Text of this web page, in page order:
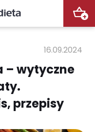
+
16.09.2024
– wytyczne
przepisy